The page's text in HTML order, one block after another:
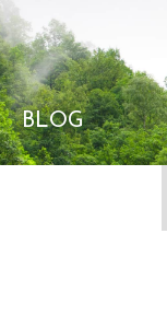
BLOG